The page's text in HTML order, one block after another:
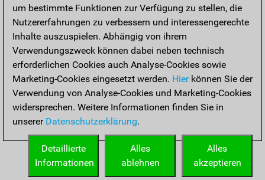
um bestimmte Funktionen zur Verfügung zu stellen, die
Nutzererfahrungen zu verbessern und interessengerechte
Inhalte auszuspielen. Abhängig von ihrem
Verwendungszweck können dabei neben technisch
erforderlichen Cookies auch Analyse-Cookies sowie
Marketing-Cookies eingesetzt werden. Hierkönnen Sie der
Verwendung von Analyse-Cookies und Marketing-Cookies
widersprechen. Weitere Informationen finden Sie in
unserer Datenschutzerklärung.
Alles
akzeptieren
Alles
ablehnen
Detaillierte
Informationen